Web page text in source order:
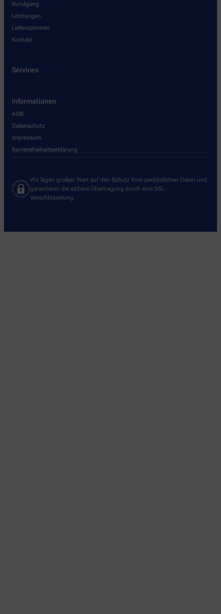
Rundgang
Leistungen
Lieferoptionen
Kontakt
Services
Informationen
AGB
Datenschutz
Impressum
Barrierefreiheitserklärung
Wir legen großen Wert auf den Schutz Ihrer persönlichen Daten und
garantieren die sichere Übertragung durch eine SSL-
Verschlüsselung.